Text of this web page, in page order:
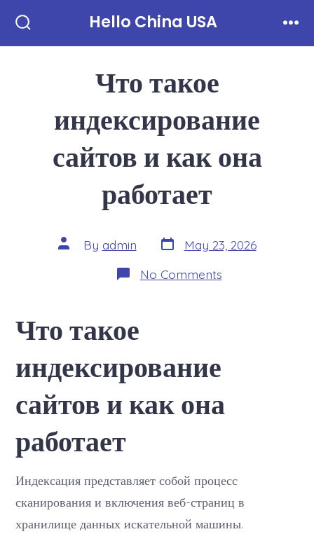
Toggle
Hello China USA
Что такое
индексирование
сайтов и как она
работает
Post
author
By admin Post
date
May 23, 2026
No Commentson
Что
Что такое
индексирование
сайтов и как она
работает
Индексация представляет собой процесс
сканирования и включения веб-страниц в
хранилище данных искательной машины.